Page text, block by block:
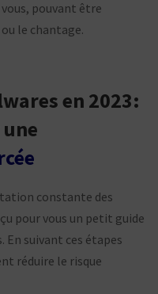
vous, pouvant être
le chantage.
en 2023:
constante des
pour vous un petit guide
suivant ces étapes
réduire le risque